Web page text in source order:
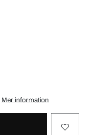
Mer information